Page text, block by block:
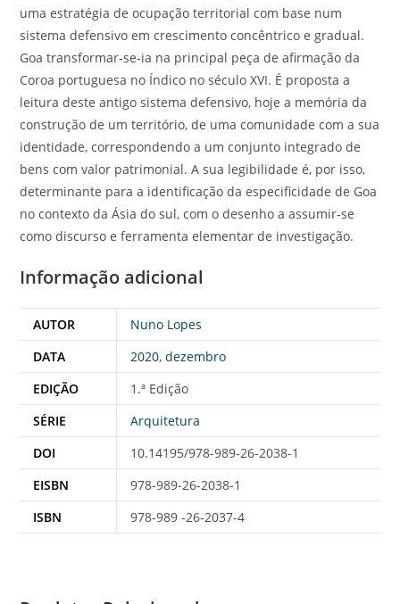
uma estratégia de ocupação territorial com base num
sistema defensivo em crescimento concêntrico e gradual.
Goa transformar-se-ia na principal peça de afirmação da
Coroa portuguesa no Índico no século XVI. É proposta a
leitura deste antigo sistema defensivo, hoje a memória da
construção de um território, de uma comunidade com a sua
identidade, correspondendo a um conjunto integrado de
bens com valor patrimonial. A sua legibilidade é, por isso,
determinante para a identificação da especificidade de Goa
no contexto da Ásia do sul, com o desenho a assumir-se
como discurso e ferramenta elementar de investigação.
Informação adicional
AUTOR
Nuno Lopes
DATA
2020,dezembro
EDIÇÃO
1.ª Edição
SÉRIE
Arquitetura
DOI
10.14195/978-989-26-2038-1
EISBN
978-989-26-2038-1
ISBN
978-989 -26-2037-4